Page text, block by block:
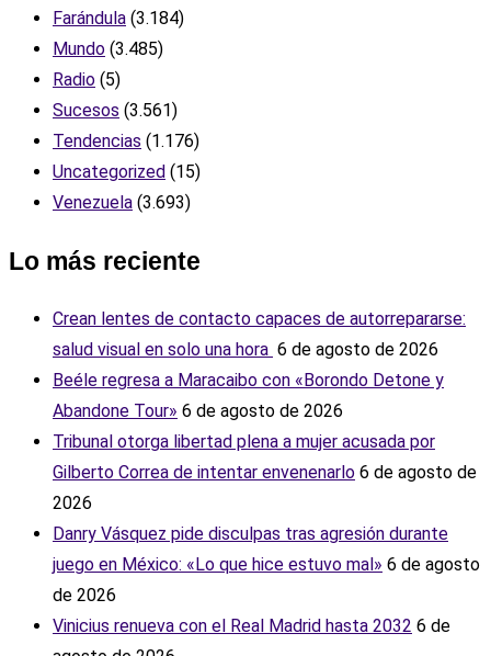
Farándula (3.184)
Mundo (3.485)
Radio (5)
Sucesos (3.561)
Tendencias (1.176)
Uncategorized (15)
Venezuela (3.693)
Lo más reciente
Crean lentes de contacto capaces de autorrepararse:
salud visual en solo una hora ‎ 6 de agosto de 2026
Beéle regresa a Maracaibo con «Borondo Detone y
Abandone Tour» 6 de agosto de 2026
Tribunal otorga libertad plena a mujer acusada por
Gilberto Correa de intentar envenenarlo 6 de agosto de
2026
Danry Vásquez pide disculpas tras agresión durante
juego en México: «Lo que hice estuvo mal» 6 de agosto
de 2026
Vinicius renueva con el Real Madrid hasta 2032 6 de